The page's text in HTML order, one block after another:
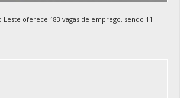
Leste oferece 183 vagas de emprego, sendo 11